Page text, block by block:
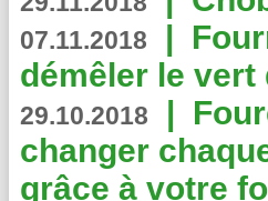
07.11.2018 |
démêler le vert
29.10.2018 |
changer
grâce à votre